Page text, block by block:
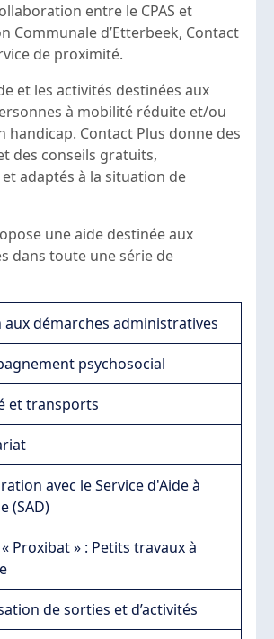
entre le CPAS et
Communale d’Etterbeek, Contact
de proximité.
et les activités destinées aux
à mobilité réduite et/ou
handicap. Contact Plus donne des
des conseils gratuits,
adaptés à la situation de
une aide destinée aux
dans toute une série de
aux démarches administratives
psychosocial
et transports
avec le Service d'Aide à
(SAD)
Proxibat » : Petits travaux à
de sorties et d’activités